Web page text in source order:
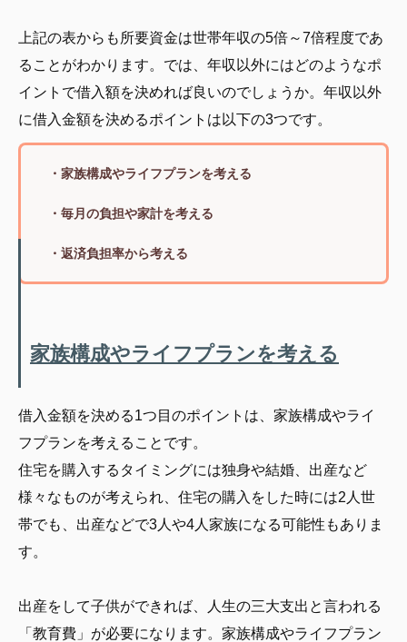
上記の表からも所要資金は世帯年収の5倍～7倍程度であ
ることがわかります。では、年収以外にはどのようなポ
イントで借入額を決めれば良いのでしょうか。年収以外
に借入金額を決めるポイントは以下の3つです。
・家族構成やライフプランを考える
・毎月の負担や家計を考える
・返済負担率から考える
家族構成やライフプランを考える
借入金額を決める1つ目のポイントは、家族構成やライ
フプランを考えることです。
住宅を購入するタイミングには独身や結婚、出産など
様々なものが考えられ、住宅の購入をした時には2人世
帯でも、出産などで3人や4人家族になる可能性もありま
す。
出産をして子供ができれば、人生の三大支出と言われる
「教育費」が必要になります。家族構成やライフプラン